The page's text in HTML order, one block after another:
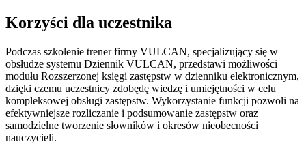
Korzyści dla uczestnika
Podczas szkolenie trener firmy VULCAN, specjalizujący się w
obsłudze systemu Dziennik VULCAN, przedstawi możliwości
modułu Rozszerzonej księgi zastępstw w dzienniku elektronicznym,
dzięki czemu uczestnicy zdobędę wiedzę i umiejętności w celu
kompleksowej obsługi zastępstw. Wykorzystanie funkcji pozwoli na
efektywniejsze rozliczanie i podsumowanie zastępstw oraz
samodzielne tworzenie słowników i okresów nieobecności
nauczycieli.